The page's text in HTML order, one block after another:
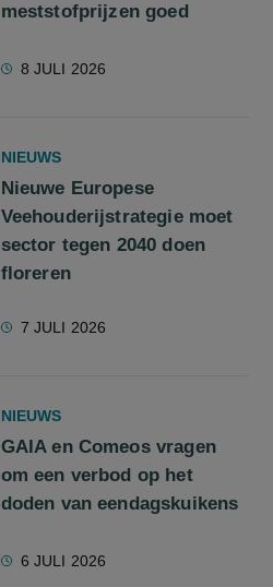
meststofprijzen goed
8 JULI 2026
NIEUWS
Nieuwe Europese
Veehouderijstrategie moet
sector tegen 2040 doen
floreren
7 JULI 2026
NIEUWS
GAIA en Comeos vragen
om een verbod op het
doden van eendagskuikens
6 JULI 2026